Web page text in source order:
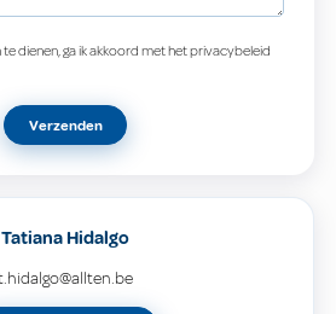
dienen, ga ik akkoord met het privacybeleid
Verzenden
Tatiana Hidalgo